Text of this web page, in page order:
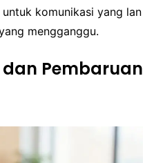
komunikasi yang lan
mengganggu.
Pembaruan